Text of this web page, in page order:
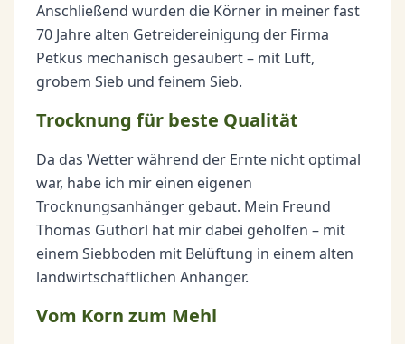
Anschließend wurden die Körner in meiner fast
70 Jahre alten Getreidereinigung der Firma
Petkus mechanisch gesäubert – mit Luft,
grobem Sieb und feinem Sieb.
Trocknung für beste Qualität
Da das Wetter während der Ernte nicht optimal
war, habe ich mir einen eigenen
Trocknungsanhänger gebaut. Mein Freund
Thomas Guthörl hat mir dabei geholfen – mit
einem Siebboden mit Belüftung in einem alten
landwirtschaftlichen Anhänger.
Vom Korn zum Mehl